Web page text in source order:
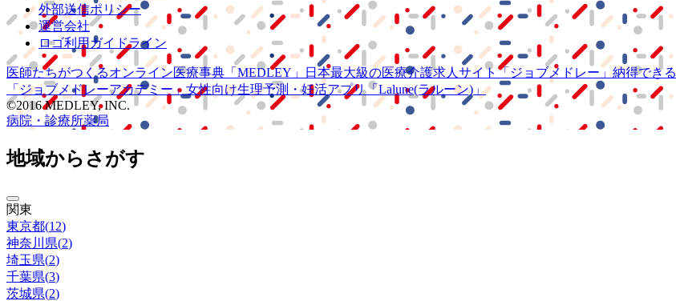
外部送信ポリシー
運営会社
ロゴ利用ガイドライン
医師たちがつくるオンライン医療事典 「MEDLEY」 日本最大級の医療介護求人サイト 「ジョブメドレー」 納得できる
「ジョブメドレーアカデミー」 女性向け生理予測・妊活アプリ「Lalune(ラルーン)」
©2016 MEDLEY, INC.
病院・診療所薬局
地域からさがす
関東
東京都(12)
神奈川県(2)
埼玉県(2)
千葉県(3)
茨城県(2)